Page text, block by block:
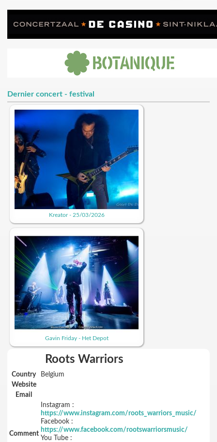
Dernier concert - festival
Kreator - 25/03/2026
Gavin Friday - Het Depot
Roots Warriors
Country
Belgium
Website
Email
Comment
Instagram :
https://www.instagram.com/roots_warriors_music/
Facebook :
https://www.facebook.com/rootswarriorsmusic/
You Tube :